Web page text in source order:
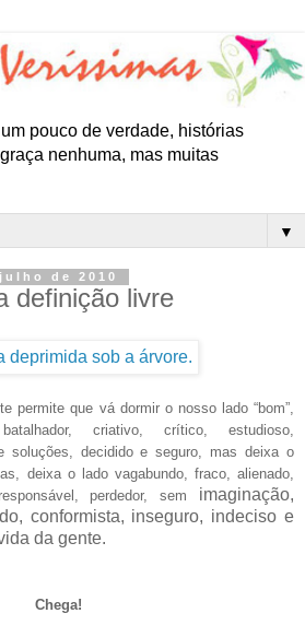
pouco de verdade, histórias
nenhuma, mas muitas
▼
de 2010
definição livre
permite que vá dormir o nosso lado “bom”,
criativo, crítico, estudioso,
soluções, decidido e seguro, mas deixa o
deixa o lado vagabundo, fraco, alienado,
perdedor, sem imaginação,
conformista, inseguro, indeciso e
da gente.
Chega!